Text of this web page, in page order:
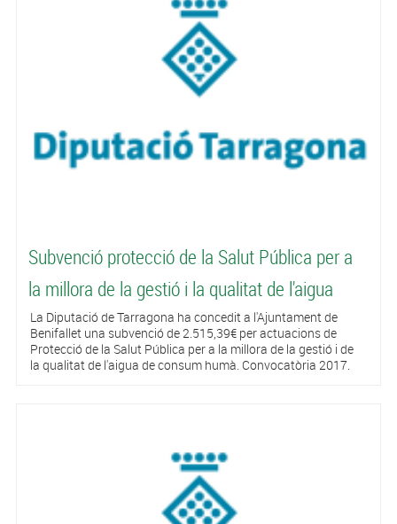
Subvenció protecció de la Salut Pública per a
la millora de la gestió i la qualitat de l'aigua
La Diputació de Tarragona ha concedit a l'Ajuntament de
Benifallet una subvenció de 2.515,39€ per actuacions de
Protecció de la Salut Pública per a la millora de la gestió i de
la qualitat de l'aigua de consum humà. Convocatòria 2017.